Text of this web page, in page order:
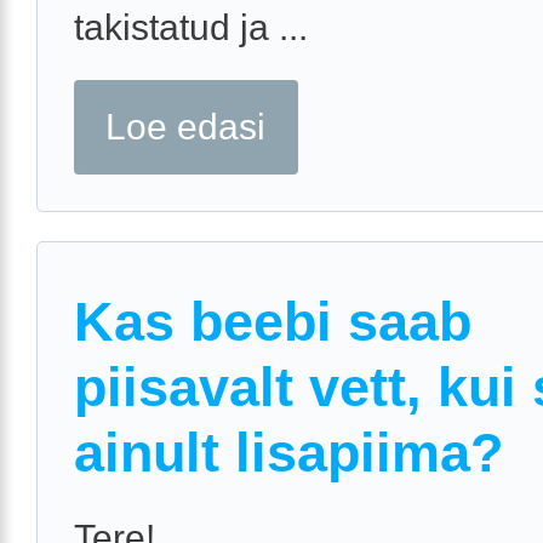
takistatud ja ...
Loe edasi
Kas beebi saab
piisavalt vett, kui
ainult lisapiima?